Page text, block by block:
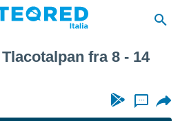
fra 8 - 14
...